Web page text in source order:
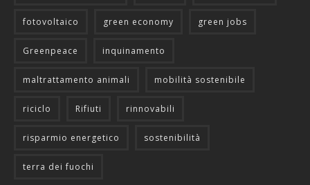
fotovoltaico green economy green jobs
Greenpeace inquinamento
maltrattamento animali mobilità sostenibile
riciclo Rifiuti rinnovabili
risparmio energetico sostenibilità
terra dei fuochi